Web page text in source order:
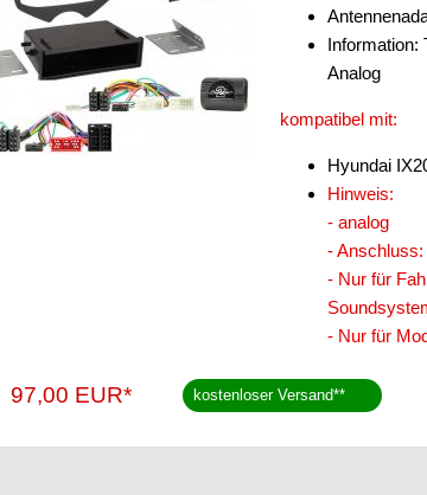
Information:
Analog
kompatibel mit:
Hyundai
Hinweis:
- analog
-
- Nur für
- Nur für
97,00 EUR* kostenloser Versand**